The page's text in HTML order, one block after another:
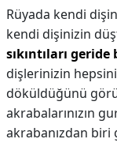
Rüyada kendi
kendi dişinizin
sıkıntıları
dişlerinizin
döküldüğünü
akrabalarınızın
akrabanızdan biri